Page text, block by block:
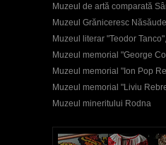
Muzeul de artă comparată
Muzeul Grăniceresc
Muzeul literar "Teodor
Muzeul memorial "George
Muzeul memorial "Ion Pop
Muzeul memorial "Liviu
Muzeul mineritului Rodna